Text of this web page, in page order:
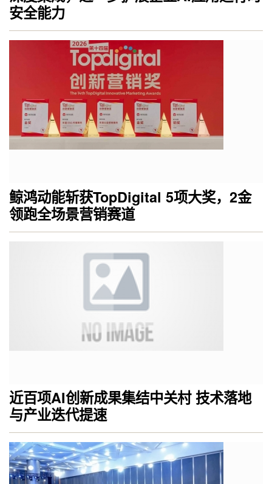
安全能力
鲸鸿动能斩获TopDigital 5项大奖，2金
领跑全场景营销赛道
近百项AI创新成果集结中关村 技术落地
与产业迭代提速